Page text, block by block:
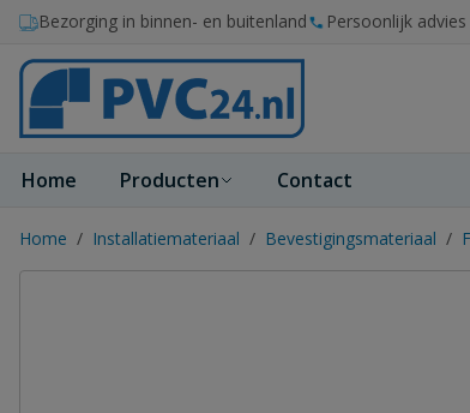
Ga naar de inhoud
Bezorging in binnen- en buitenland Persoonlijk
Home Producten Contact
Home / Installatiemateriaal / Bevestigingsmateriaal /